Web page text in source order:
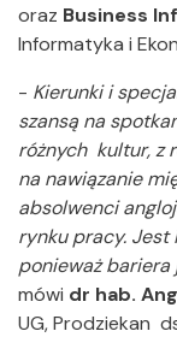
oraz Business
Informatyka i
- Kierunki i
szansą na
różnych kultur, z
na nawiązanie
absolwenci
rynku pracy. Jest
ponieważ bariera
mówi dr hab.
UG, Prodziekan